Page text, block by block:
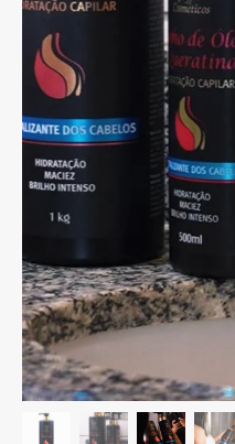
Banho de Óleo
O Banho de Óleo
sistema de
capilar de forma
antiquebra.
Cabelos mais fortes,
desde a primeira